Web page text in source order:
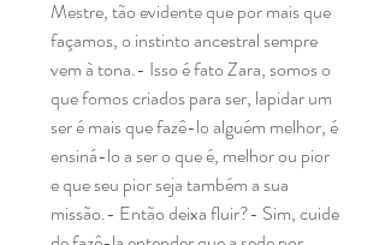
Mestre, tão evidente que por mais que
façamos, o instinto ancestral sempre
vem à tona.- Isso é fato Zara, somos o
que fomos criados para ser, lapidar um
ser é mais que fazê-lo alguém melhor, é
ensiná-lo a ser o que é, melhor ou pior
e que seu pior seja também a sua
missão.- Então deixa fluir?- Sim, cuide